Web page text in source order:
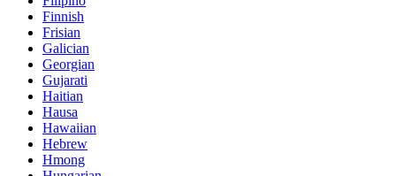
Finnish
Frisian
Galician
Georgian
Gujarati
Haitian
Hausa
Hawaiian
Hebrew
Hmong